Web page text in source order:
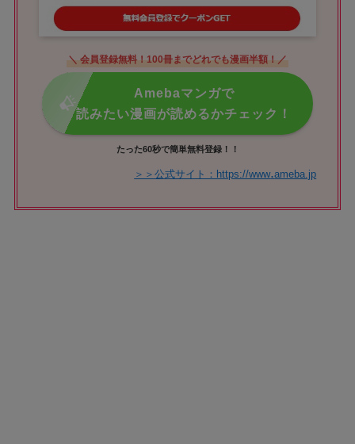
＼ 会員登録無料！100冊までどれでも漫画半額！／
Amebaマンガで
読みたい漫画が読めるかチェック！
たった60秒で簡単無料登録！！
＞＞公式サイト：https://www.ameba.jp